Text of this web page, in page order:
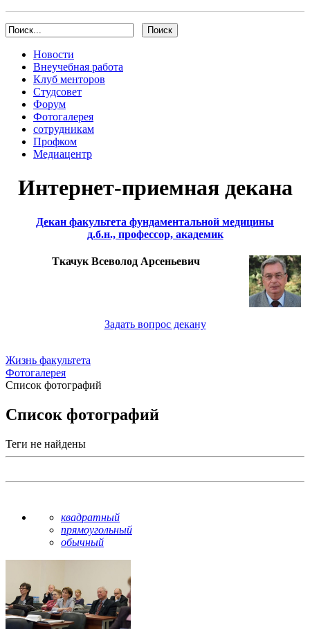
Новости
Внеучебная работа
Клуб менторов
Студсовет
Форум
Фотогалерея
сотрудникам
Профком
Медиацентр
Интернет-приемная декана
Декан факультета фундаментальной медицины
д.б.н., профессор, академик
Ткачук Всеволод Арсеньевич
Задать вопрос декану
Жизнь факультета
Фотогалерея
Список фотографий
Список фотографий
Теги не найдены
квадратный
прямоугольный
обычный